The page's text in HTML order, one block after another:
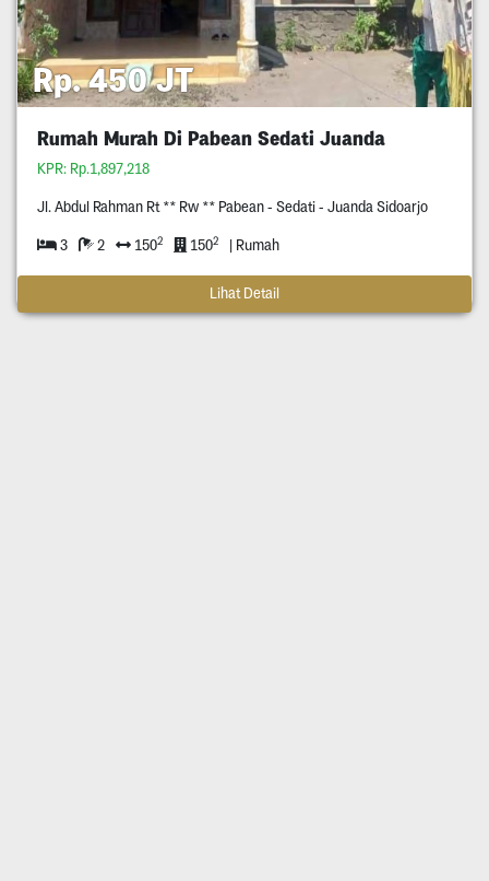
Rp. 450 JT
Rumah Murah Di Pabean Sedati Juanda
KPR: Rp.1,897,218
Jl. Abdul Rahman Rt ** Rw ** Pabean - Sedati - Juanda Sidoarjo
3 2 1502 1502 | Rumah
Lihat Detail